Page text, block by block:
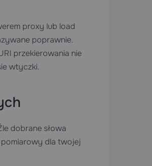
proxy lub load
poprawnie.
przekierowania nie
wtyczki.
dobrane słowa
dla twojej